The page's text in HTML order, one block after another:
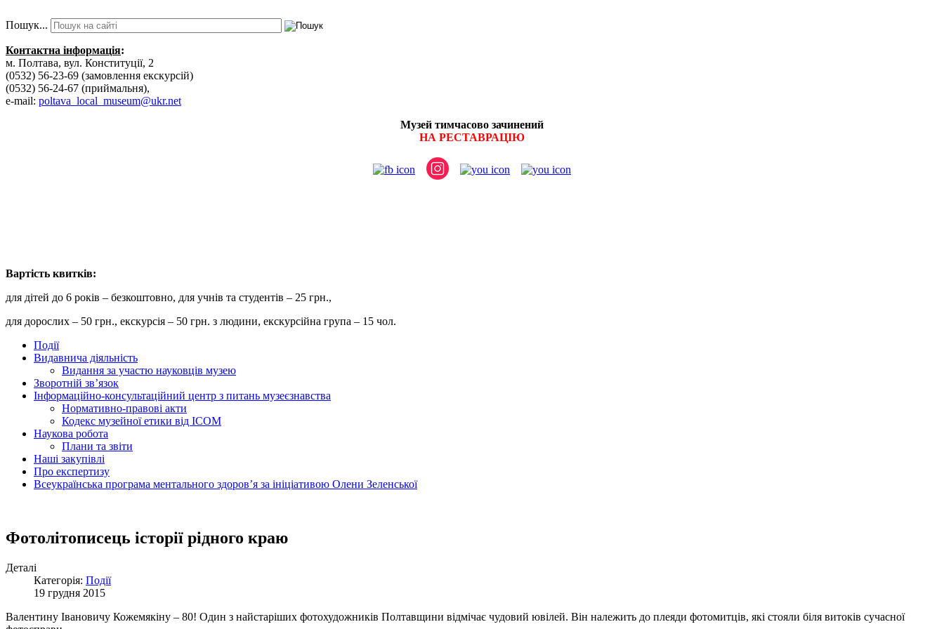
Пошук...
Контактна інформація:
м. Полтава, вул. Конституції, 2
(0532) 56-23-69 (замовлення екскурсій)
(0532) 56-24-67 (приймальня),
e-mail: poltava_local_museum@ukr.net
Музей тимчасово зачинений
НА РЕСТАВРАЦІЮ
Вартість квитків:
для дітей до 6 років – безкоштовно, для учнів та студентів – 25 грн.,
для дорослих – 50 грн., екскурсія – 50 грн. з людини, екскурсійна група – 15 чол.
Події
Видавнича діяльність
Видання за участю науковців музею
Зворотній зв’язок
Інформаційно-консультаційний центр з питань музеєзнавства
Нормативно-правові акти
Кодекс музейної етики від ІСОМ
Наукова робота
Плани та звіти
Наші закупівлі
Про експертизу
Всеукраїнська програма ментального здоров’я за ініціативою Олени Зеленської
Фотолітописець історії рідного краю
Деталі
Категорія: Події
19 грудня 2015
Валентину Івановичу Кожемякіну – 80! Один з найстаріших фотохудожників Полтавщини відмічає чудовий ювілей. Він належить до плеяди фотомитців, які стояли біля витоків сучасної